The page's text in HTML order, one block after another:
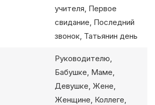
учителя, Первое
свидание, Последний
звонок, Татьянин день
Руководителю,
Бабушке, Маме,
Девушке, Жене,
Женщине, Коллеге,